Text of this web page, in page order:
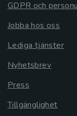
GDPR och
Jobba hos oss
Lediga tjänster
Nyhetsbrev
Press
Tillgänglighet